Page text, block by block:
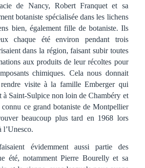
de Nancy, Robert Franquet et sa
botaniste spécialisée dans les lichens
bien, également fille de botaniste. Ils
chaque été environ pendant trois
dans la région, faisant subir toutes
aux produits de leur récoltes pour
chimiques. Cela nous donnait
rendre visite à la famille Emberger qui
à Saint-Sulpice non loin de Chambéry et
connu ce grand botaniste de Montpellier
beaucoup plus tard en 1968 lors
l’Unesco.
évidemment aussi partie des
été, notamment Pierre Bourelly et sa